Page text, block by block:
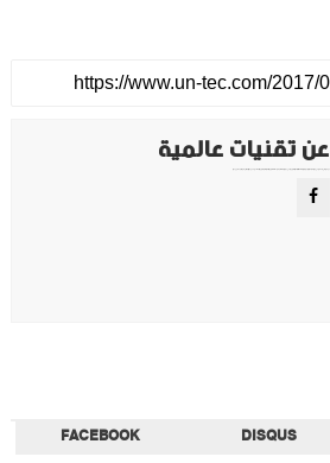
عن تقنيات عالمية
DISQUS
FACEBOOK